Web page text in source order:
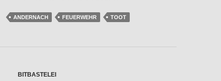
ANDERNACH FEUERWEHR TOOT
BITBASTELEI